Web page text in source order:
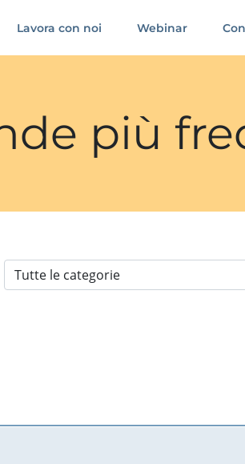
Lavora con noi Webinar
più